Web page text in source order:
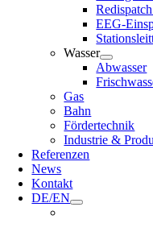
EEG-
Wasser
Abwasser
Gas
Bahn
Fördertechnik
Industrie &
Referenzen
News
Kontakt
DE/EN